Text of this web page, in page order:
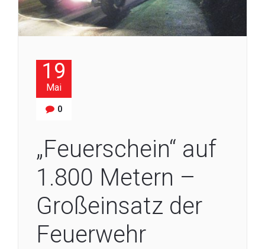
19
Mai
0
„Feuerschein“ auf
1.800 Metern –
Großeinsatz der
Feuerwehr